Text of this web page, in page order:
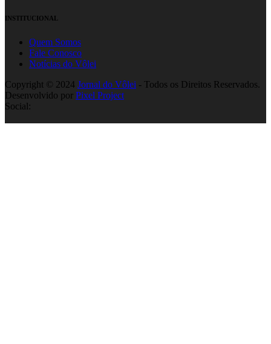
INSTITUCIONAL
Quem Somos
Fale Conosco
Notícias do Vôlei
Copyright © 2024 Jornal do Vôlei - Todos os Direitos Reservados.
Desenvolvido por Pixel Project
Social: